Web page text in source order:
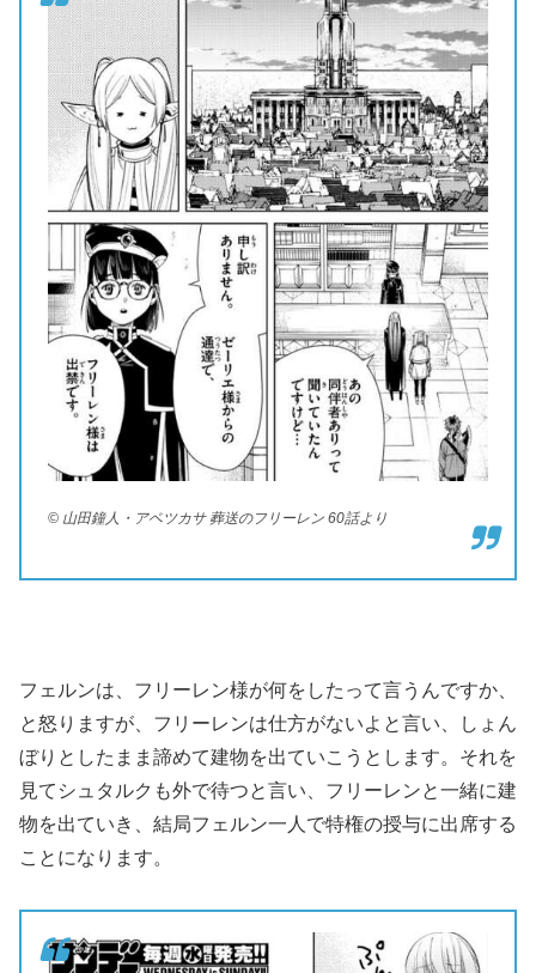
© 山田鐘人・アベツカサ 葬送のフリーレン 60話より
フェルンは、フリーレン様が何をしたって言うんですか、
と怒りますが、フリーレンは仕方がないよと言い、しょん
ぼりとしたまま諦めて建物を出ていこうとします。それを
見てシュタルクも外で待つと言い、フリーレンと一緒に建
物を出ていき、結局フェルン一人で特権の授与に出席する
ことになります。